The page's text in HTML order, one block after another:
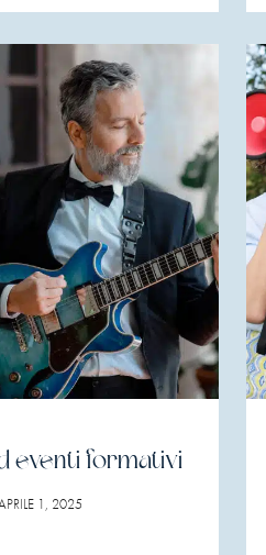
eventi formativi
1, 2025